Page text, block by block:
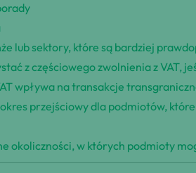
lub sektory, które są bardziej
z częściowego zwolnienia z VAT,
wpływa na transakcje
przejściowy dla podmiotów,
okoliczności, w których podmioty